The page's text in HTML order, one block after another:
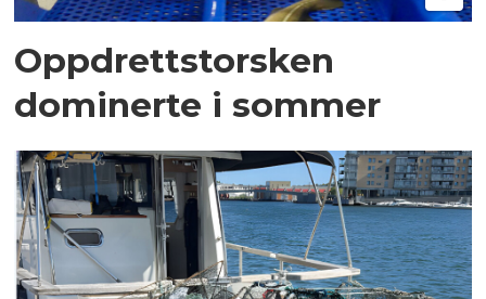
Oppdrettstorsken
dominerte i sommer